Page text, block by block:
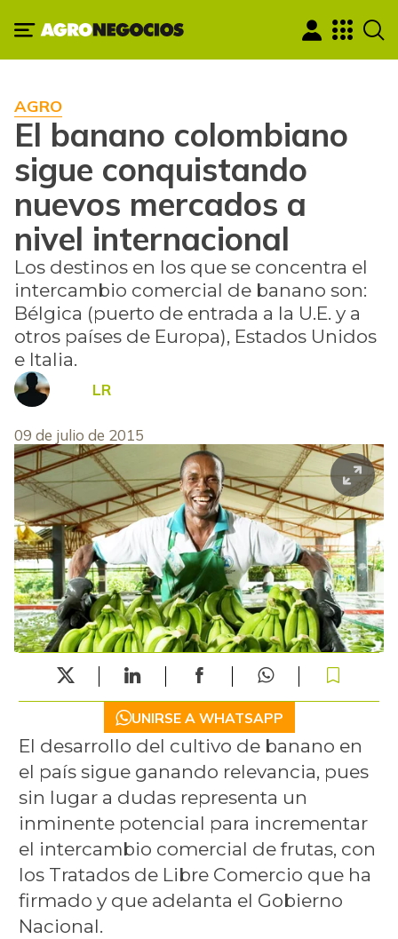
AGRO
El banano colombiano
sigue conquistando
nuevos mercados a
nivel internacional
Los destinos en los que se concentra el
intercambio comercial de banano son:
Bélgica (puerto de entrada a la U.E. y a
otros países de Europa), Estados Unidos
e Italia.
LR
09 de julio de 2015
UNIRSE A WHATSAPP
El desarrollo del cultivo de banano en
el país sigue ganando relevancia, pues
sin lugar a dudas representa un
inminente potencial para incrementar
el intercambio comercial de frutas, con
los Tratados de Libre Comercio que ha
firmado y que adelanta el Gobierno
Nacional.